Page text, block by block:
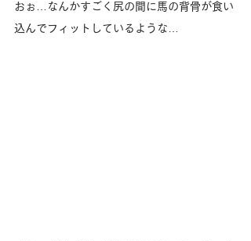
おぉ…なんかすごく尻の間に馬の背骨が食い
込んでフィットしているような…